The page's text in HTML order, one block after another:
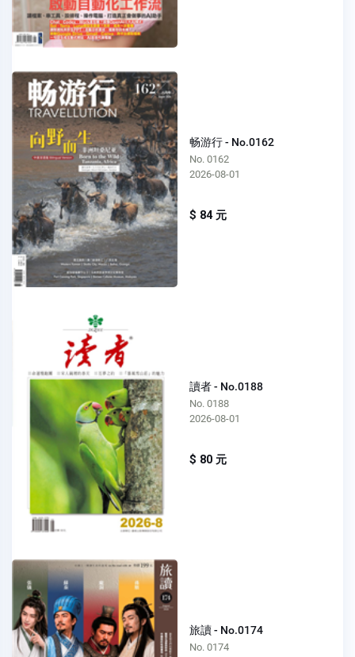
畅游行 - No.0162
No. 0162
2026-08-01
$ 84 元
讀者 - No.0188
No. 0188
2026-08-01
$ 80 元
旅讀 - No.0174
No. 0174